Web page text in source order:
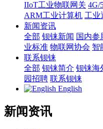
IIoT工业物联网关 4G/
ARM工业计算机 工业
新闻资讯
全部 钡铼新闻 国内参
业标准 物联网协会 智
联系钡铼
全部 钡铼简介 钡铼海
园招聘 联系钡铼
English
新闻资讯